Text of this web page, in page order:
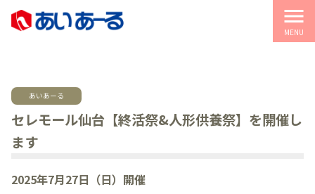
menu
MENU
あいあーる
セレモール仙台【終活祭&人形供養祭】を開催し
ます
2025年7月27日（日）開催